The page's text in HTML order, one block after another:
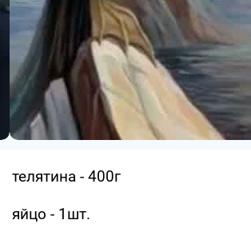
телятина - 400г
яйцо - 1шт.